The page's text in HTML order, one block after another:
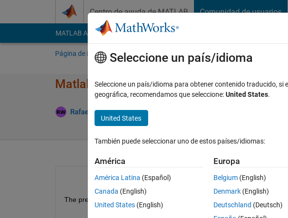
Centro de ayuda de MATLAB Comunidad de usuarios
MATLAB Answers File Exchange Cody
Página de inicio Preguntar Examinar
Matlab crashes often on Ubuntu 24.10
Rafael Diego 3 Jul. 2025
The pressing of routhly 50 percent of the buttons causes MATLAB
Seleccione un país/idioma
Seleccione un país/idioma para obtener contenido traducido, si
geográfica, recomendamos que seleccione:United States.
United States
También puede seleccionar uno de estos países/idiomas:
América
América Latina (Español)
Canada (English)
United States (English)
Europa
Belgium (English)
Denmark (English)
Deutschland (Deutsch)